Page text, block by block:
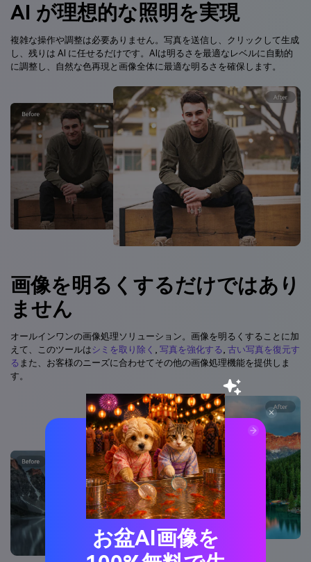
AI が理想的な照明を実現
複雑な操作や調整は必要ありません。写真を送信し、クリックして生成
し、残りは AI に任せるだけです。AIは明るさを最適なレベルに自動的
に調整し、自然な色再現と画像全体に最適な明るさを確保します。
画像を明るくするだけではあり
ません
オールインワンの画像処理ソリューション。画像を明るくすることに加
えて、このツールはシミを取り除く 写真を強化する 古い写真を復元す
る また、お客様のニーズに合わせてその他の画像処理機能を提供しま
す。
お盆AI画像を